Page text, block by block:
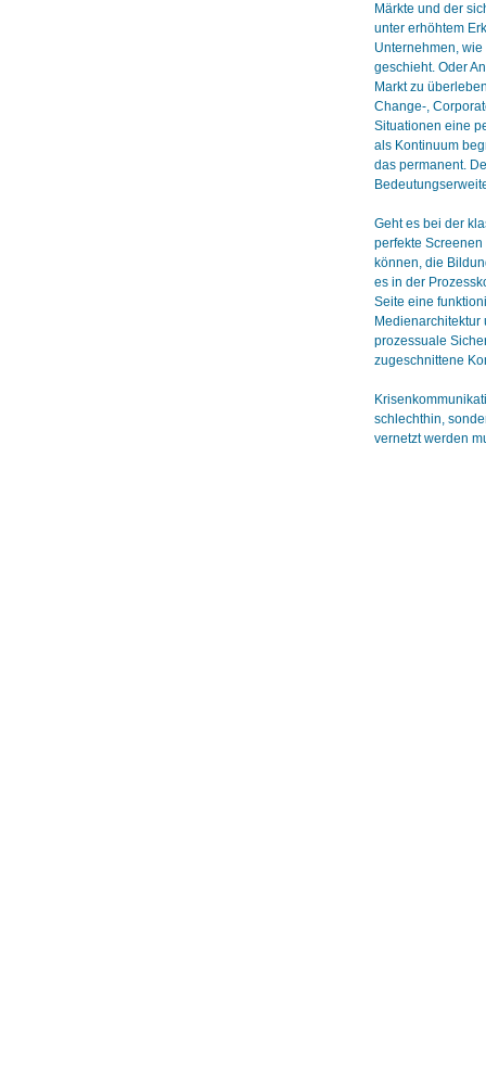
Märkte und der
unter erhöhtem
Unternehmen,
geschieht. Oder
Markt zu
Change-,
Situationen eine
als Kontinuum
das permanent.
Geht es bei der
perfekte
können, die
es in der
Seite eine
prozessuale
zugeschnittene
schlechthin,
vernetzt werden